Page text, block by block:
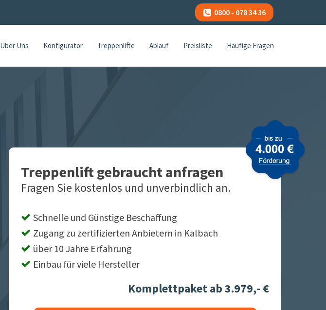
0800 - 078 34 36
Über Uns Konfigurator Treppenlifte Ablauf Preisliste Häufige Fragen
Treppenlift gebraucht anfragen
Fragen Sie kostenlos und unverbindlich an.
Schnelle und Günstige Beschaffung
Zugang zu zertifizierten Anbietern in Kalbach
über 10 Jahre Erfahrung
Einbau für viele Hersteller
Komplettpaket ab 3.979,- €